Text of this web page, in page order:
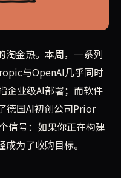
，Anthropic与OpenAI相
淘金热。本周，一系列
与OpenAI几乎同时
企业级AI部署；而软件
德国AI初创公司Prior
信号：如果你正在构建
为了收购目标。